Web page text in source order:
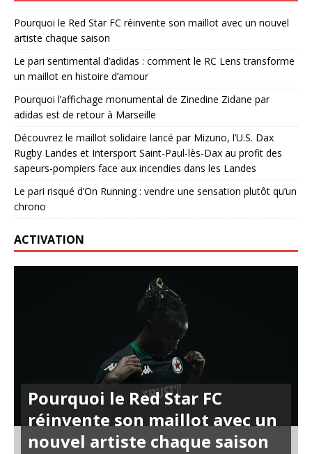
Pourquoi le Red Star FC réinvente son maillot avec un nouvel
artiste chaque saison
Le pari sentimental d’adidas : comment le RC Lens transforme
un maillot en histoire d’amour
Pourquoi l’affichage monumental de Zinedine Zidane par
adidas est de retour à Marseille
Découvrez le maillot solidaire lancé par Mizuno, l’U.S. Dax
Rugby Landes et Intersport Saint-Paul-lès-Dax au profit des
sapeurs-pompiers face aux incendies dans les Landes
Le pari risqué d’On Running : vendre une sensation plutôt qu’un
chrono
ACTIVATION
Pourquoi le Red Star FC
réinvente son maillot avec un
nouvel artiste chaque saison